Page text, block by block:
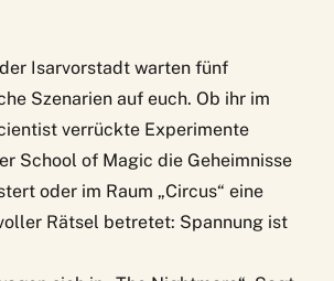
Isarvorstadt warten fünf
Szenarien auf euch. Ob ihr im
verrückte Experimente
School of Magic die Geheimnisse
oder im Raum „Circus“ eine
Rätsel betretet: Spannung ist